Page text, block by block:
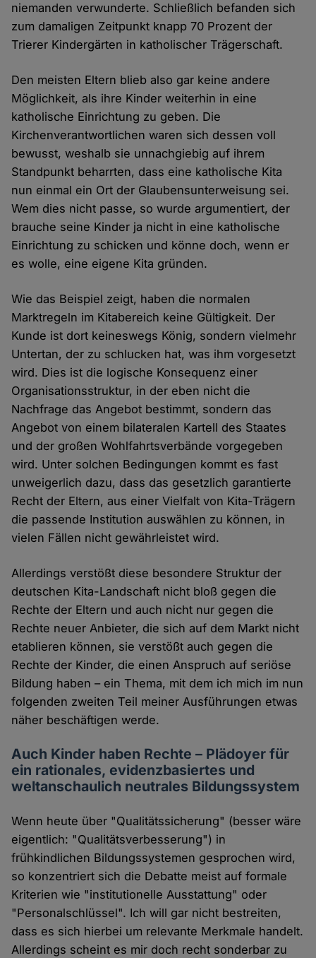
niemanden verwunderte. Schließlich befanden sich
zum damaligen Zeitpunkt knapp 70 Prozent der
Trierer Kindergärten in katholischer Trägerschaft.
Den meisten Eltern blieb also gar keine andere
Möglichkeit, als ihre Kinder weiterhin in eine
katholische Einrichtung zu geben. Die
Kirchenverantwortlichen waren sich dessen voll
bewusst, weshalb sie unnachgiebig auf ihrem
Standpunkt beharrten, dass eine katholische Kita
nun einmal ein Ort der Glaubensunterweisung sei.
Wem dies nicht passe, so wurde argumentiert, der
brauche seine Kinder ja nicht in eine katholische
Einrichtung zu schicken und könne doch, wenn er
es wolle, eine eigene Kita gründen.
Wie das Beispiel zeigt, haben die normalen
Marktregeln im Kitabereich keine Gültigkeit. Der
Kunde ist dort keineswegs König, sondern vielmehr
Untertan, der zu schlucken hat, was ihm vorgesetzt
wird. Dies ist die logische Konsequenz einer
Organisationsstruktur, in der eben nicht die
Nachfrage das Angebot bestimmt, sondern das
Angebot von einem bilateralen Kartell des Staates
und der großen Wohlfahrtsverbände vorgegeben
wird. Unter solchen Bedingungen kommt es fast
unweigerlich dazu, dass das gesetzlich garantierte
Recht der Eltern, aus einer Vielfalt von Kita-Trägern
die passende Institution auswählen zu können, in
vielen Fällen nicht gewährleistet wird.
Allerdings verstößt diese besondere Struktur der
deutschen Kita-Landschaft nicht bloß gegen die
Rechte der Eltern und auch nicht nur gegen die
Rechte neuer Anbieter, die sich auf dem Markt nicht
etablieren können, sie verstößt auch gegen die
Rechte der Kinder, die einen Anspruch auf seriöse
Bildung haben – ein Thema, mit dem ich mich im nun
folgenden zweiten Teil meiner Ausführungen etwas
näher beschäftigen werde.
Auch Kinder haben Rechte – Plädoyer für
ein rationales, evidenzbasiertes und
weltanschaulich neutrales Bildungssystem
Wenn heute über "Qualitätssicherung" (besser wäre
eigentlich: "Qualitätsverbesserung") in
frühkindlichen Bildungssystemen gesprochen wird,
so konzentriert sich die Debatte meist auf formale
Kriterien wie "institutionelle Ausstattung" oder
"Personalschlüssel". Ich will gar nicht bestreiten,
dass es sich hierbei um relevante Merkmale handelt.
Allerdings scheint es mir doch recht sonderbar zu